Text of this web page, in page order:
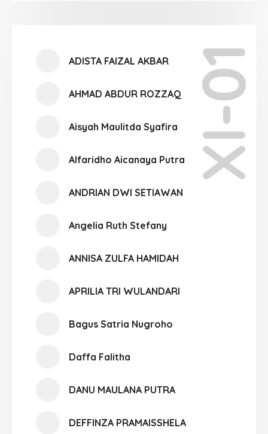
XI-01
ADISTA FAIZAL AKBAR
AHMAD ABDUR ROZZAQ
Aisyah Maulitda Syafira
Alfaridho Aicanaya Putra
ANDRIAN DWI SETIAWAN
Angelia Ruth Stefany
ANNISA ZULFA HAMIDAH
APRILIA TRI WULANDARI
Bagus Satria Nugroho
Daffa Falitha
DANU MAULANA PUTRA
DEFFINZA PRAMAISSHELA